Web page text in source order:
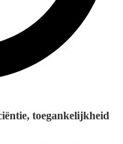
toegankelijkheid